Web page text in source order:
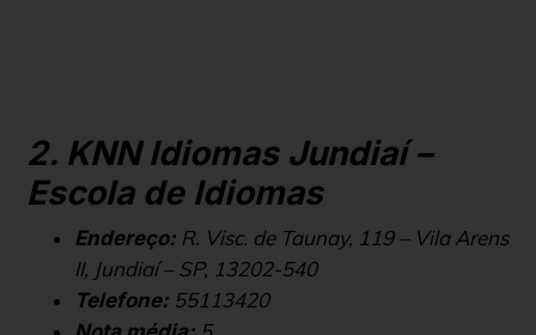
2. KNN Idiomas Jundiaí –
Escola de Idiomas
Endereço: R. Visc. de Taunay, 119 – Vila Arens
II, Jundiaí – SP, 13202-540
Telefone: 55113420